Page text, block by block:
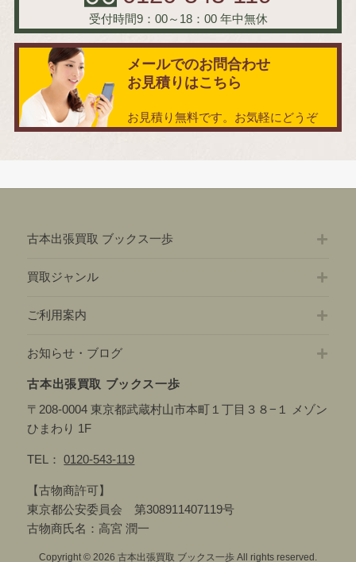
受付時間9：00～18：00 年中無休
メールでのお問合わせ
お見積りはこちら
お見積り無料です。お気軽にどうぞ
古本出張買取 ブックス一歩
買取ジャンル
ご利用案内
お知らせ・ブログ
古本出張買取 ブックス一歩
〒208-0004 東京都武蔵村山市本町１丁目３８−１ メゾン
ひまわり 1F
TEL：0120-543-119
【古物商許可】
東京都公安委員会 第308911407119号
古物商氏名：高宮 潤一
Copyright © 2026 古本出張買取 ブックス一歩 All rights reserved.